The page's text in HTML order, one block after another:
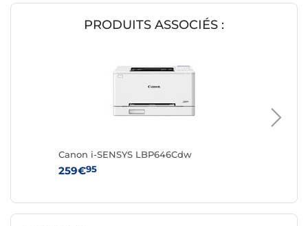
PRODUITS ASSOCIÉS :
Canon i-SENSYS LBP646Cdw
259€95